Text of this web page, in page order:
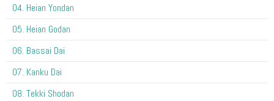
04. Heian Yondan
05. Heian Godan
06. Bassai Dai
07. Kanku Dai
08. Tekki Shodan